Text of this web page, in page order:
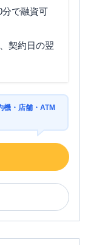
分で融資可
契約日の翌
機・店舗・ATM